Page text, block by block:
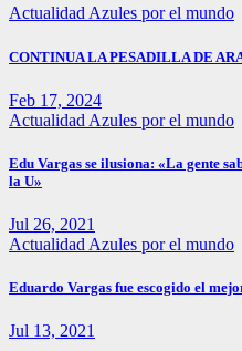
ActualidadAzules por el mundo
CONTINUA LA PESADILLA DE
Feb 17, 2024
Actualidad Azules por el mundo
Edu Vargas se ilusiona: «La gente
la U»
Jul 26, 2021
Actualidad Azules por el mundo
Eduardo Vargas fue escogido el
Jul 13, 2021